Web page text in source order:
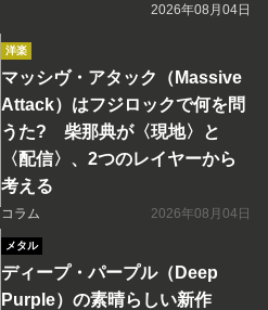
2026年08月04日
洋楽
マッシヴ・アタック（Massive
Attack）はフジロックで何を問
うた? 柴那典が〈現地〉と
〈配信〉、2つのレイヤーから
考える
コラム 2026年08月04日
メタル
ディープ・パープル（Deep
Purple）の素晴らしい新作